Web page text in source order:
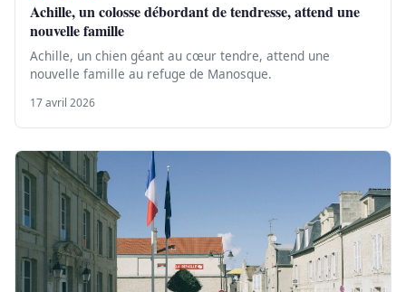
Achille, un colosse débordant de tendresse, attend une
nouvelle famille
Achille, un chien géant au cœur tendre, attend une
nouvelle famille au refuge de Manosque.
17 avril 2026